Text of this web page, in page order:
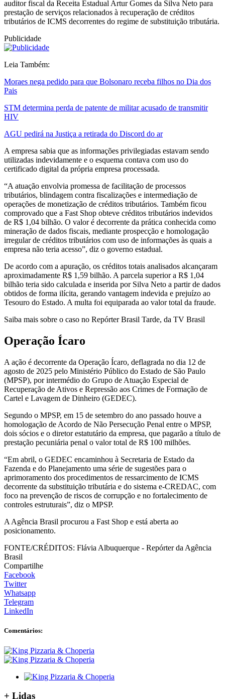
auditor fiscal da Receita Estadual Artur Gomes da Silva Neto para
prestação de serviços relacionados à recuperação de créditos
tributários de ICMS decorrentes do regime de substituição tributária.
Publicidade
Leia Também:
Moraes nega pedido para que Bolsonaro receba filhos no Dia dos
Pais
STM determina perda de patente de militar acusado de transmitir
HIV
AGU pedirá na Justiça a retirada do Discord do ar
A empresa sabia que as informações privilegiadas estavam sendo
utilizadas indevidamente e o esquema contava com uso do
certificado digital da própria empresa processada.
“A atuação envolvia promessa de facilitação de processos
tributários, blindagem contra fiscalizações e intermediação de
operações de monetização de créditos tributários. Também ficou
comprovado que a Fast Shop obteve créditos tributários indevidos
de R$ 1,04 bilhão. O valor é decorrente da prática conhecida como
mineração de dados fiscais, mediante prospecção e homologação
irregular de créditos tributários com uso de informações às quais a
empresa não teria acesso”, diz o governo estadual.
De acordo com a apuração, os créditos totais analisados alcançaram
aproximadamente R$ 1,59 bilhão. A parcela superior a R$ 1,04
bilhão teria sido calculada e inserida por Silva Neto a partir de dados
obtidos de forma ilícita, gerando vantagem indevida e prejuízo ao
Tesouro do Estado. A multa foi equiparada ao valor total da fraude.
Saiba mais sobre o caso no Repórter Brasil Tarde, da TV Brasil
Operação Ícaro
A ação é decorrente da Operação Ícaro, deflagrada no dia 12 de
agosto de 2025 pelo Ministério Público do Estado de São Paulo
(MPSP), por intermédio do Grupo de Atuação Especial de
Recuperação de Ativos e Repressão aos Crimes de Formação de
Cartel e Lavagem de Dinheiro (GEDEC).
Segundo o MPSP, em 15 de setembro do ano passado houve a
homologação de Acordo de Não Persecução Penal entre o MPSP,
dois sócios e o diretor estatutário da empresa, que pagarão a título de
prestação pecuniária penal o valor total de R$ 100 milhões.
“Em abril, o GEDEC encaminhou à Secretaria de Estado da
Fazenda e do Planejamento uma série de sugestões para o
aprimoramento dos procedimentos de ressarcimento de ICMS
decorrente da substituição tributária e do sistema e-CREDAC, com
foco na prevenção de riscos de corrupção e no fortalecimento de
controles estruturais”, diz o MPSP.
A Agência Brasil procurou a Fast Shop e está aberta ao
posicionamento.
FONTE/CRÉDITOS: Flávia Albuquerque - Repórter da Agência
Brasil
Compartilhe
Facebook
Twitter
Whatsapp
Telegram
LinkedIn
Comentários:
+ Lidas